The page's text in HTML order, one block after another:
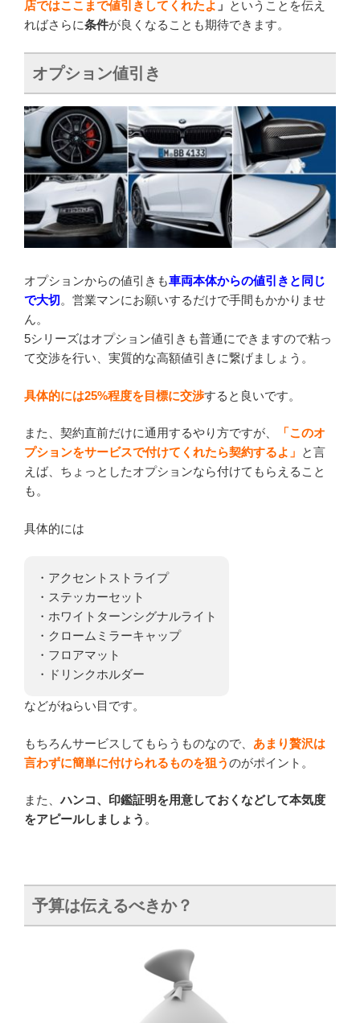
店ではここまで値引きしてくれたよ 」 ということを伝え
ればさらに条件が良くなることも期待できます。
オプション値引き
オプションからの値引きも車両本体からの値引きと同じ
で大切。営業マンにお願いするだけで手間もかかりませ
ん。
5シリーズはオプション値引きも普通にできますので粘っ
て交渉を行い、実質的な高額値引きに繋げましょう。
具体的には25%程度を目標に交渉すると良いです。
また、契約直前だけに通用するやり方ですが、
「このオ
プションをサービスで付けてくれたら契約するよ」 と言
えば、ちょっとしたオプションなら付けてもらえること
も。
具体的には
・アクセントストライプ
・ステッカーセット
・ホワイトターンシグナルライト
・クロームミラーキャップ
・フロアマット
・ドリンクホルダー
などがねらい目です。
もちろんサービスしてもらうものなので、 あまり贅沢は
言わずに簡単に付けられるものを狙うのがポイント。
また、ハンコ、印鑑証明を用意しておくなどして本気度
をアピールしましょう 。
予算は伝えるべきか？